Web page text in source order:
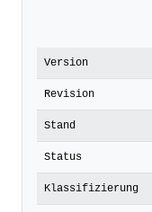
Version
Revision
Stand
Status
Klassifizierung